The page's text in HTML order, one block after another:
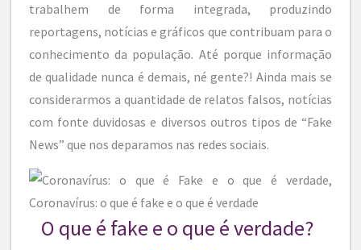
trabalhem de forma integrada, produzindo
reportagens, notícias e gráficos que contribuam para o
conhecimento da população. Até porque informação
de qualidade nunca é demais, né gente?! Ainda mais se
considerarmos a quantidade de relatos falsos, notícias
com fonte duvidosas e diversos outros tipos de “Fake
News” que nos deparamos nas redes sociais.
O que é fake e o que é verdade?